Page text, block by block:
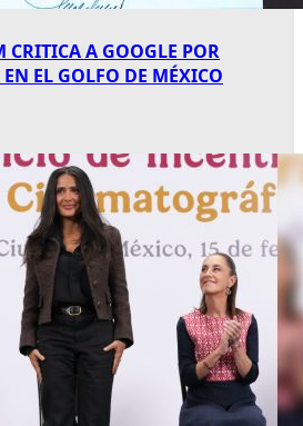
A GOOGLE POR
EL GOLFO DE MÉXICO